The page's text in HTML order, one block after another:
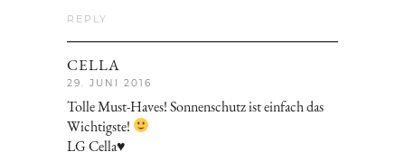
REPLY
CELLA
29. JUNI 2016
Tolle Must-Haves! Sonnenschutz ist einfach das
Wichtigste!
LG Cella♥